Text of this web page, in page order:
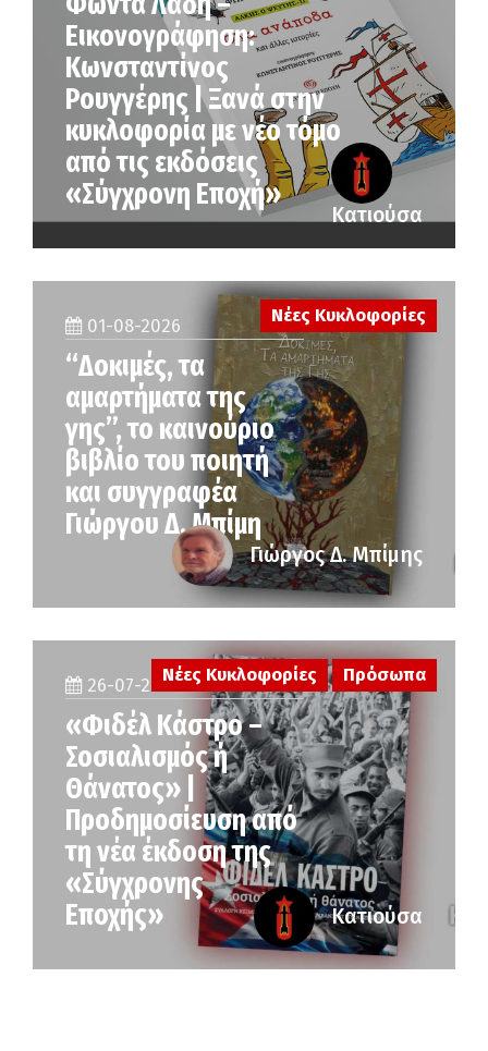
Εικονογράφηση:
Κωνσταντίνος
Ρουγγέρης | Ξανά στην
κυκλοφορία με νέο τόμο
από τις εκδόσεις
«Σύγχρονη Εποχή»
Κατιούσα
01-08-2026
“Δοκιμές, τα
αμαρτήματα της
γης”, το καινούριο
βιβλίο του ποιητή
και συγγραφέα
Γιώργου Δ. Μπίμη
Νέες Κυκλοφορίες
Γιώργος Δ. Μπίμης
26-07-2026
«Φιδέλ Κάστρο –
Σοσιαλισμός ή
Θάνατος» |
Προδημοσίευση από
τη νέα έκδοση της
«Σύγχρονης
Εποχής»
Νέες Κυκλοφορίες Πρόσωπα
Κατιούσα